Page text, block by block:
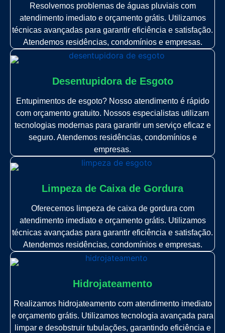
Resolvemos problemas de águas pluviais com
atendimento imediato e orçamento grátis. Utilizamos
técnicas avançadas para garantir eficiência e satisfação.
Atendemos residências, condomínios e empresas.
Desentupidora de Esgoto
Entupimentos de esgoto? Nosso atendimento é rápido
com orçamento gratuito. Nossos especialistas utilizam
tecnologias modernas para garantir um serviço eficaz e
seguro. Atendemos residências, condomínios e
empresas.
Limpeza de Caixa de Gordura
Oferecemos limpeza de caixa de gordura com
atendimento imediato e orçamento grátis. Utilizamos
técnicas avançadas para garantir eficiência e satisfação.
Atendemos residências, condomínios e empresas.
Hidrojateamento
Realizamos hidrojateamento com atendimento imediato
e orçamento grátis. Utilizamos tecnologia avançada para
limpar e desobstruir tubulações, garantindo eficiência e